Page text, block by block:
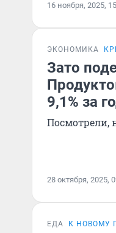
16 ноября, 2025,
ЭКОНОМИКА
Зато
9,1% за
Посмотрели,
28 октября, 2025,
ЕДА К НОВОМУ